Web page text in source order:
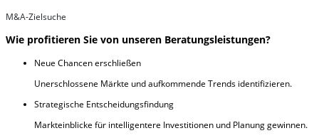
M&A-Zielsuche
Wie profitieren Sie von unseren Beratungsleistungen?
Neue Chancen erschließen
Unerschlossene Märkte und aufkommende Trends identifizieren.
Strategische Entscheidungsfindung
Markteinblicke für intelligentere Investitionen und Planung gewinnen.